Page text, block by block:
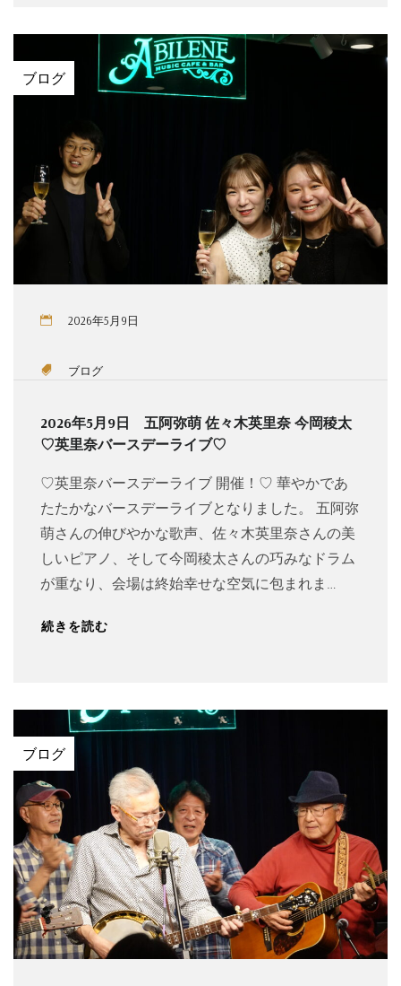
ブログ
2026年5月9日
ブログ
2026年5月9日 五阿弥萌 佐々木英里奈 今岡稜太
♡英里奈バースデーライブ♡
♡英里奈バースデーライブ 開催！♡ 華やかであ
たたかなバースデーライブとなりました。 五阿弥
萌さんの伸びやかな歌声、佐々木英里奈さんの美
しいピアノ、そして今岡稜太さんの巧みなドラム
が重なり、会場は終始幸せな空気に包まれま…
続きを読む
ブログ